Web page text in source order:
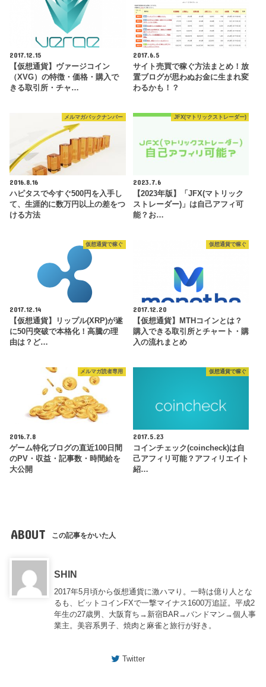
2017.12.15
【仮想通貨】ヴァージコイン
（XVG）の特徴・価格・購入で
きる取引所・チャ…
2017.6.5
サイト売買で稼ぐ方法まとめ！放
置ブログが思わぬお金に生まれ変
わるかも！？
メルマガバックナンバー
2016.8.16
ハピタスで今すぐ500円を入手し
て、生涯的に数万円以上の差をつ
ける方法
JFX(マトリックストレーダー)
2023.7.6
【2023年版】「JFX(マトリック
ストレーダー)」は自己アフィ可
能？お…
仮想通貨で稼ぐ
2017.12.14
【仮想通貨】リップル(XRP)が遂
に50円突破で本格化！高騰の理
由は？ど…
仮想通貨で稼ぐ
2017.12.20
【仮想通貨】MTHコインとは？
購入できる取引所とチャート・購
入の流れまとめ
メルマガ読者専用
2016.7.8
ゲーム特化ブログの直近100日間
のPV・収益・記事数・時間給を
大公開
仮想通貨で稼ぐ
2017.5.23
コインチェック(coincheck)は自
己アフィリ可能？アフィリエイト
紹…
ABOUT この記事をかいた人
SHIN
2017年5月頃から仮想通貨に激ハマり。一時は億り人とな
るも、ビットコインFXで一撃マイナス1600万追証。平成2
年生の27歳男、大阪育ち→新宿BAR→バンドマン→個人事
業主。美容系男子、焼肉と麻雀と旅行が好き。
Twitter